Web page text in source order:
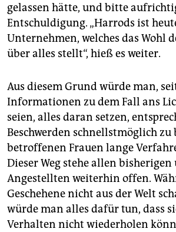
gelassen hätte, und bitte
Entschuldigung. „Harrods ist
Unternehmen, welches das Wohl
über alles stellt“, hieß es weiter.
Aus diesem Grund würde man,
Informationen zu dem Fall ans
seien, alles daran setzen,
Beschwerden schnellstmöglich
betroffenen Frauen lange
Dieser Weg stehe allen
Angestellten weiterhin offen.
Geschehene nicht aus der Welt
würde man alles dafür tun, dass
Verhalten nicht wiederholen